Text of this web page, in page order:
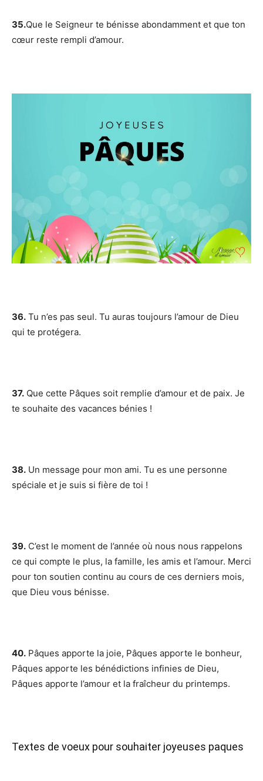
35.Que le Seigneur te bénisse abondamment et que ton
cœur reste rempli d’amour.
36. Tu n’es pas seul. Tu auras toujours l’amour de Dieu
qui te protégera.
37. Que cette Pâques soit remplie d’amour et de paix. Je
te souhaite des vacances bénies !
38. Un message pour mon ami. Tu es une personne
spéciale et je suis si fière de toi !
39. C’est le moment de l’année où nous nous rappelons
ce qui compte le plus, la famille, les amis et l’amour. Merci
pour ton soutien continu au cours de ces derniers mois,
que Dieu vous bénisse.
40. Pâques apporte la joie, Pâques apporte le bonheur,
Pâques apporte les bénédictions infinies de Dieu,
Pâques apporte l’amour et la fraîcheur du printemps.
Textes de voeux pour souhaiter joyeuses paques